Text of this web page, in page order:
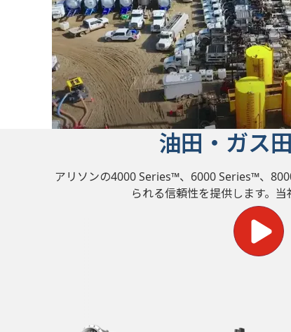
油田・ガス
アリソンの4000 Series™、6000 Series™、
られる信頼性を提供します。